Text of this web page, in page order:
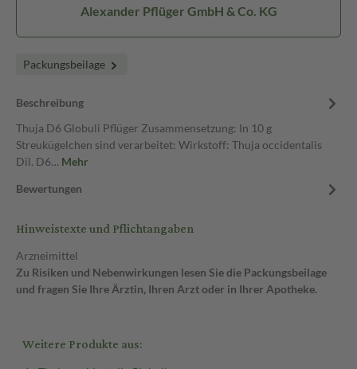
Alexander Pflüger GmbH & Co. KG
Packungsbeilage
Beschreibung
Thuja D6 Globuli Pflüger Zusammensetzung: In 10 g
Streukügelchen sind verarbeitet: Wirkstoff: Thuja occidentalis
Dil. D6… Mehr
Bewertungen
Hinweistexte und Pflichtangaben
Arzneimittel
Zu Risiken und Nebenwirkungen lesen Sie die Packungsbeilage
und fragen Sie Ihre Ärztin, Ihren Arzt oder in Ihrer Apotheke.
Weitere Produkte aus: